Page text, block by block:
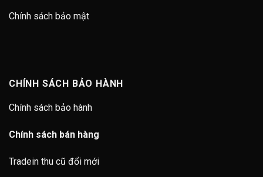
Chính sách bảo mật
CHÍNH SÁCH BẢO HÀNH
Chính sách bảo hành
Chính sách bán hàng
Tradein thu cũ đổi mới